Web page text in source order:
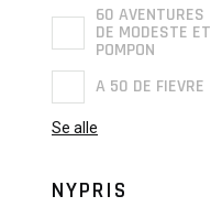
60 AVENTURES
DE MODESTE ET
POMPON
A 50 DE FIEVRE
Se alle
NYPRIS